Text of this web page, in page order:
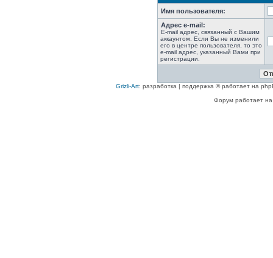
Имя пользователя:
Адрес e-mail:
E-mail адрес, связанный с Вашим
аккаунтом. Если Вы не изменили
его в центре пользователя, то это
e-mail адрес, указанный Вами при
регистрации.
Grizli-Art: разработка | поддержка © работает на
Форум работает